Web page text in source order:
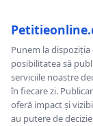
Punem la
posibilitatea să
serviciile noastre
în fiecare zi.
oferă impact și
au putere de decizie